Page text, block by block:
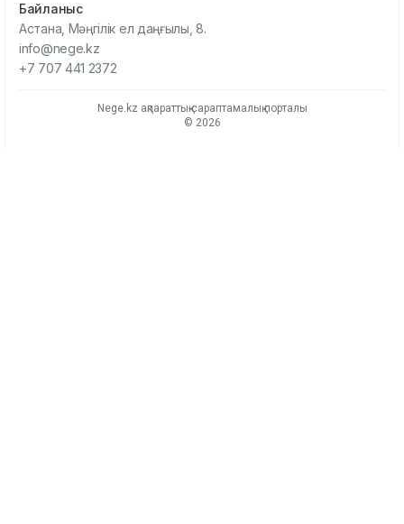
Байланыс
Астана, Мәңгілік ел даңғылы, 8.
info@nege.kz
+7 707 441 2372
Nege.kz ақпараттық-сараптамалық порталы
© 2026